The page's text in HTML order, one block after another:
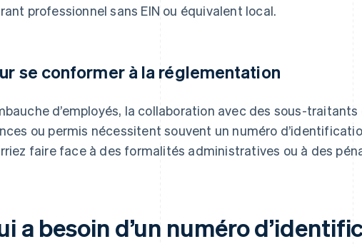
professionnel sans EIN ou équivalent local.
se conformer à la réglementation
d’employés, la collaboration avec des sous-
ou permis nécessitent souvent un numéro
faire face à des formalités administratives ou à des
a besoin d’un numéro